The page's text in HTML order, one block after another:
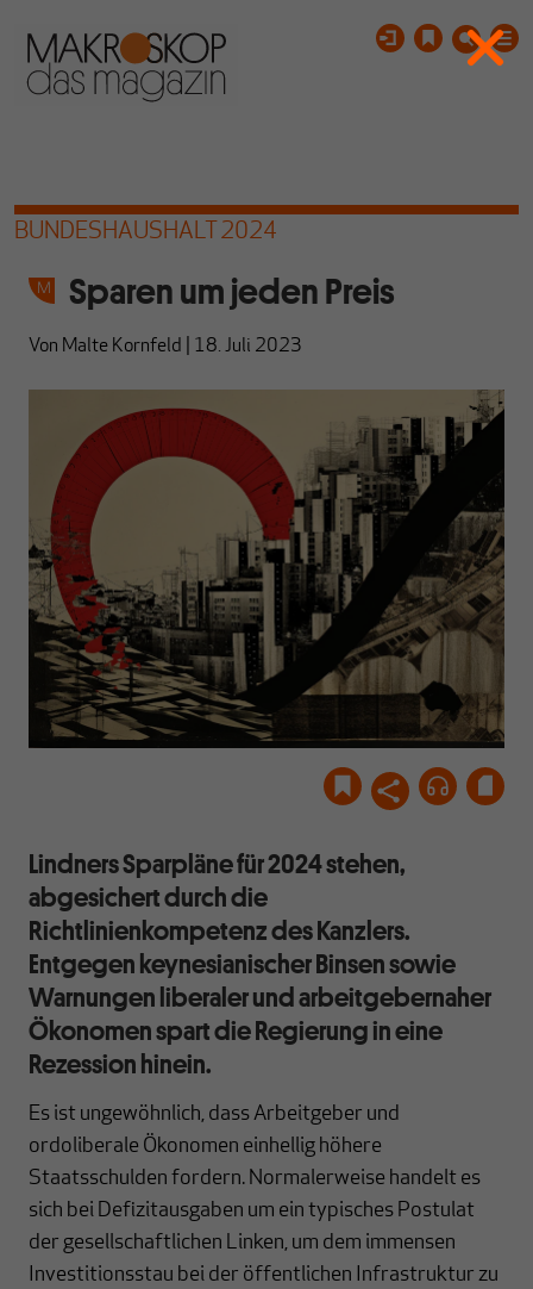
BUNDESHAUSHALT 2024
Sparen um jeden Preis
Von Malte Kornfeld 18. Juli 2023
Lindners Sparpläne für 2024 stehen,
abgesichert durch die
Richtlinienkompetenz des Kanzlers.
Entgegen keynesianischer Binsen sowie
Warnungen liberaler und arbeitgebernaher
Ökonomen spart die Regierung in eine
Rezession hinein.
Es ist ungewöhnlich, dass Arbeitgeber und
ordoliberale Ökonomen einhellig höhere
Staatsschulden fordern. Normalerweise handelt es
sich bei Defizitausgaben um ein typisches Postulat
der gesellschaftlichen Linken, um dem immensen
Investitionsstau bei der öffentlichen Infrastruktur zu